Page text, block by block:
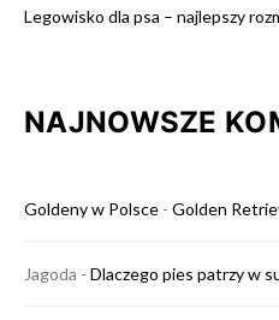
Legowisko dla psa – najlepszy
NAJNOWSZE
Goldeny w Polsce - Golden
Jagoda - Dlaczego pies patrzy w